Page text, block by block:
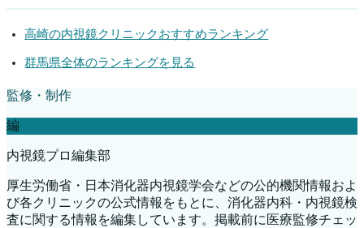
高崎の内視鏡クリニックおすすめランキング
群馬県全体のランキングを見る
監修・制作
編
内視鏡プロ編集部
厚生労働省・日本消化器内視鏡学会などの公的機関情報およ
び各クリニックの公式情報をもとに、消化器内科・内視鏡検
査に関する情報を編集しています。掲載前に医療監修チェッ